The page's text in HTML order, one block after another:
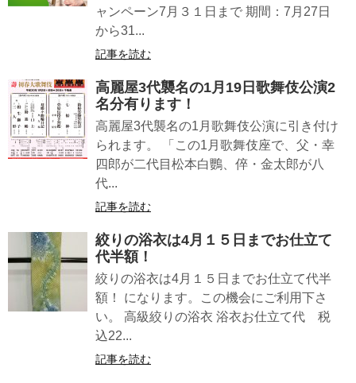
ャンペーン7月３１日まで 期間：7月27日
から31...
記事を読む
高麗屋3代襲名の1月19日歌舞伎公演2
名分有ります！
高麗屋3代襲名の1月歌舞伎公演に引き付け
られます。 「この1月歌舞伎座で、父・幸
四郎が二代目松本白鸚、倅・金太郎が八
代...
記事を読む
絞りの浴衣は4月１５日までお仕立て
代半額！
絞りの浴衣は4月１５日までお仕立て代半
額！ になります。この機会にご利用下さ
い。 高級絞りの浴衣 浴衣お仕立て代 税
込22...
記事を読む